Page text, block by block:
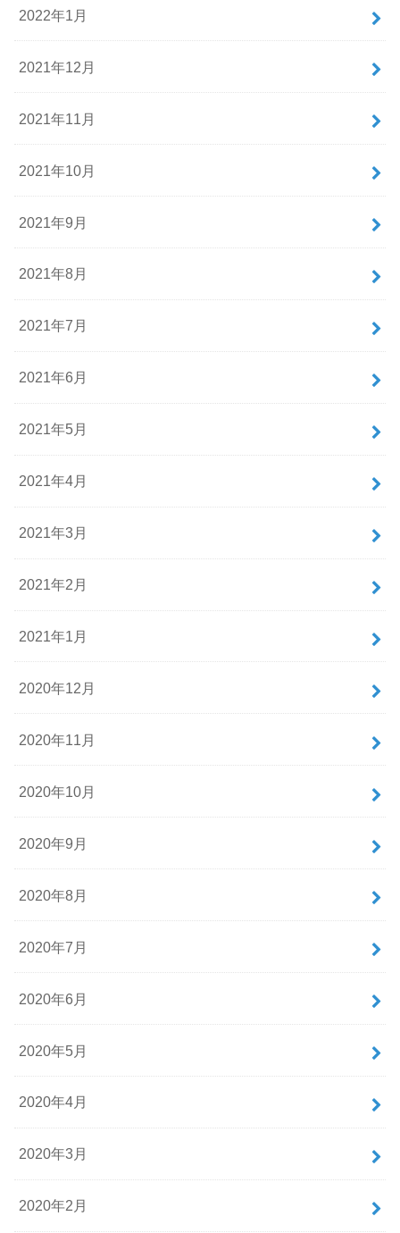
2022年1月
2021年12月
2021年11月
2021年10月
2021年9月
2021年8月
2021年7月
2021年6月
2021年5月
2021年4月
2021年3月
2021年2月
2021年1月
2020年12月
2020年11月
2020年10月
2020年9月
2020年8月
2020年7月
2020年6月
2020年5月
2020年4月
2020年3月
2020年2月